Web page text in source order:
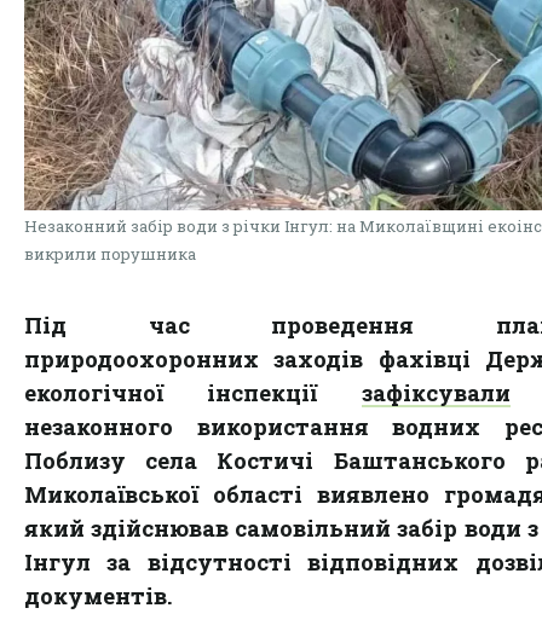
Незаконний забір води з річки Інгул: на Миколаївщині
викрили порушника
Під час проведення
природоохоронних заходів фахівці
екологічної інспекції зафіксували
незаконного використання водних
Поблизу села Костичі Баштанського
Миколаївської області виявлено
який здійснював самовільний забір води
Інгул за відсутності відповідних
документів.